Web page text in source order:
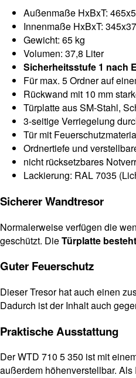
Außenmaße HxBxT:
Innenmaße HxBxT:
Gewicht: 65 kg
Volumen: 37,8 Liter
Sicherheitsstufe 1 nach
Für max. 5 Ordner auf
Rückwand mit 10 mm
Türplatte aus SM-Stahl,
3-seitige Verriegelung
Tür mit
Ordnertiefe und
nicht rücksetzbares
Lackierung: RAL 7035
Sicherer Wandtresor
Normalerweise verfügen die
geschützt. DieTürplatte
Guter Feuerschutz
Dieser Tresor hat auch einen
Dadurch ist der Inhalt auch
Praktische Ausstattung
Der WTD 710 5 350 ist mit
außerdem höhenverstellbar.